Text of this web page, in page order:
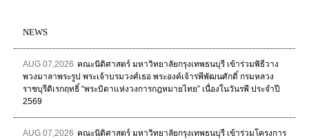
NEWS
AUG 07,2026 คณะนิติศาสตร์ มหาวิทยาลัยกรุงเทพธนบุรี เข้าร่วมพิธีวาง
พวงมาลาพระรูป พระเจ้าบรมวงศ์เธอ พระองค์เจ้ารพีพัฒนศักดิ์ กรมหลวง
ราชบุรีดิเรกฤทธิ์ “พระบิดาแห่งวงการกฎหมายไทย” เนื่องในวันรพี ประจำปี
2569
AUG 07,2026 คณะนิติศาสตร์ มหาวิทยาลัยกรุงเทพธนบุรี เข้าร่วมโครงการ